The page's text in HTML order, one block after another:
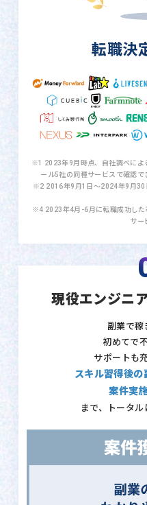
転職決
※1 2023年9月時点、自社調べによ
ール5社の同種サービスで確認
※2 2016年9月1日〜2024年9月
※4 2023年4月-6月に転職成功し
サー
現役エンジニ
副業で稼
初めてで
サポートも
スキル習得後の
案件実
まで、トータル